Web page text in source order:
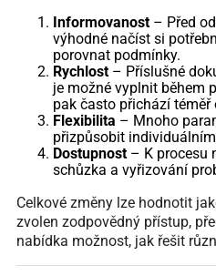
Informovanost– Před
výhodné načíst si
porovnat podmínky.
Rychlost– Příslušné
je možné vyplnit během
pak často přichází téměř
Flexibilita – Mnoho
přizpůsobit
Dostupnost– K procesu
schůzka a vyřizování
Celkové změny lze hodnotit
zvolen zodpovědný přístup,
nabídka možnost, jak řešit